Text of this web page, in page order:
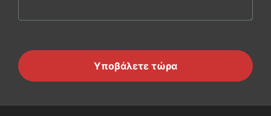
Υποβάλετε τώρα